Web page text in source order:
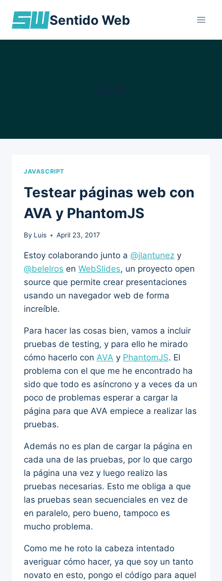
Sentido Web
JAVASCRIPT
Testear páginas web con
AVA y PhantomJS
By Luis April 23, 2017
Estoy colaborando junto a @jlantunez y
@belelros en WebSlides, un proyecto open
source que permite crear presentaciones
usando un navegador web de forma
increíble.
Para hacer las cosas bien, vamos a incluir
pruebas de testing, y para ello he mirado
cómo hacerlo con AVA y PhantomJS. El
problema con el que me he encontrado ha
sido que todo es asíncrono y a veces da un
poco de problemas esperar a cargar la
página para que AVA empiece a realizar las
pruebas.
Además no es plan de cargar la página en
cada una de las pruebas, por lo que cargo
la página una vez y luego realizo las
pruebas necesarias. Esto me obliga a que
las pruebas sean secuenciales en vez de
en paralelo, pero bueno, tampoco es
mucho problema.
Como me he roto la cabeza intentado
averiguar cómo hacer, ya que soy un tanto
novato en esto, pongo el código para aquel